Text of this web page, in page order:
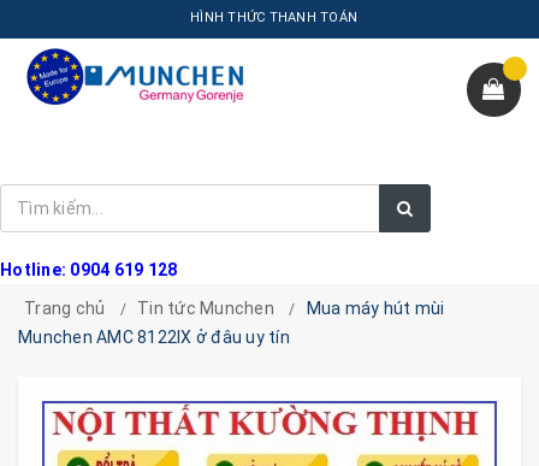
HÌNH THỨC THANH TOÁN
Hotline: 0904 619 128
Trang chủ
Tin tức Munchen
Mua máy hút mùi
Munchen AMC 8122IX ở đâu uy tín